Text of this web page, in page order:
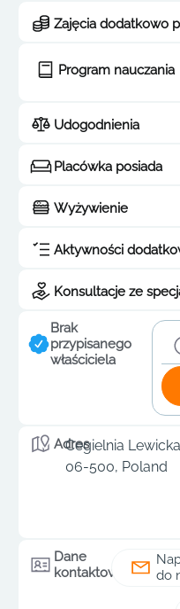
Zajęcia dodatkowo
Program nauczania
Udogodnienia
Placówka posiada
Wyżywienie
Aktywności
Konsultacje ze
Brak
przypisanego
właściciela
Adres
Cegielnia
06-500, Poland
Dane
kontaktowe
do